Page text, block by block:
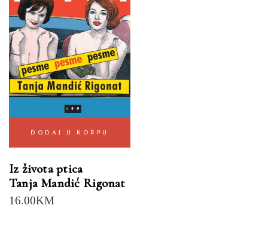
DODAJ U KORPU
Iz života ptica
Tanja Mandić Rigonat
16.00KM